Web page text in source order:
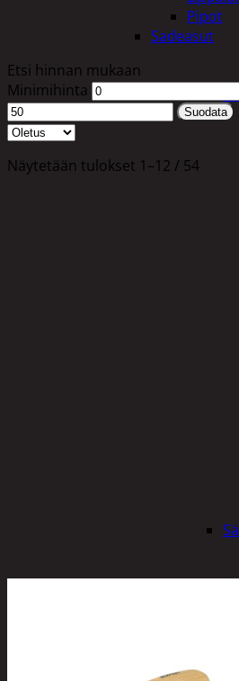
Pipot
Sadeasut
Etsi hinnan mukaan
Minimihinta
Suodata
Näytetään tulokset 1–12 / 54